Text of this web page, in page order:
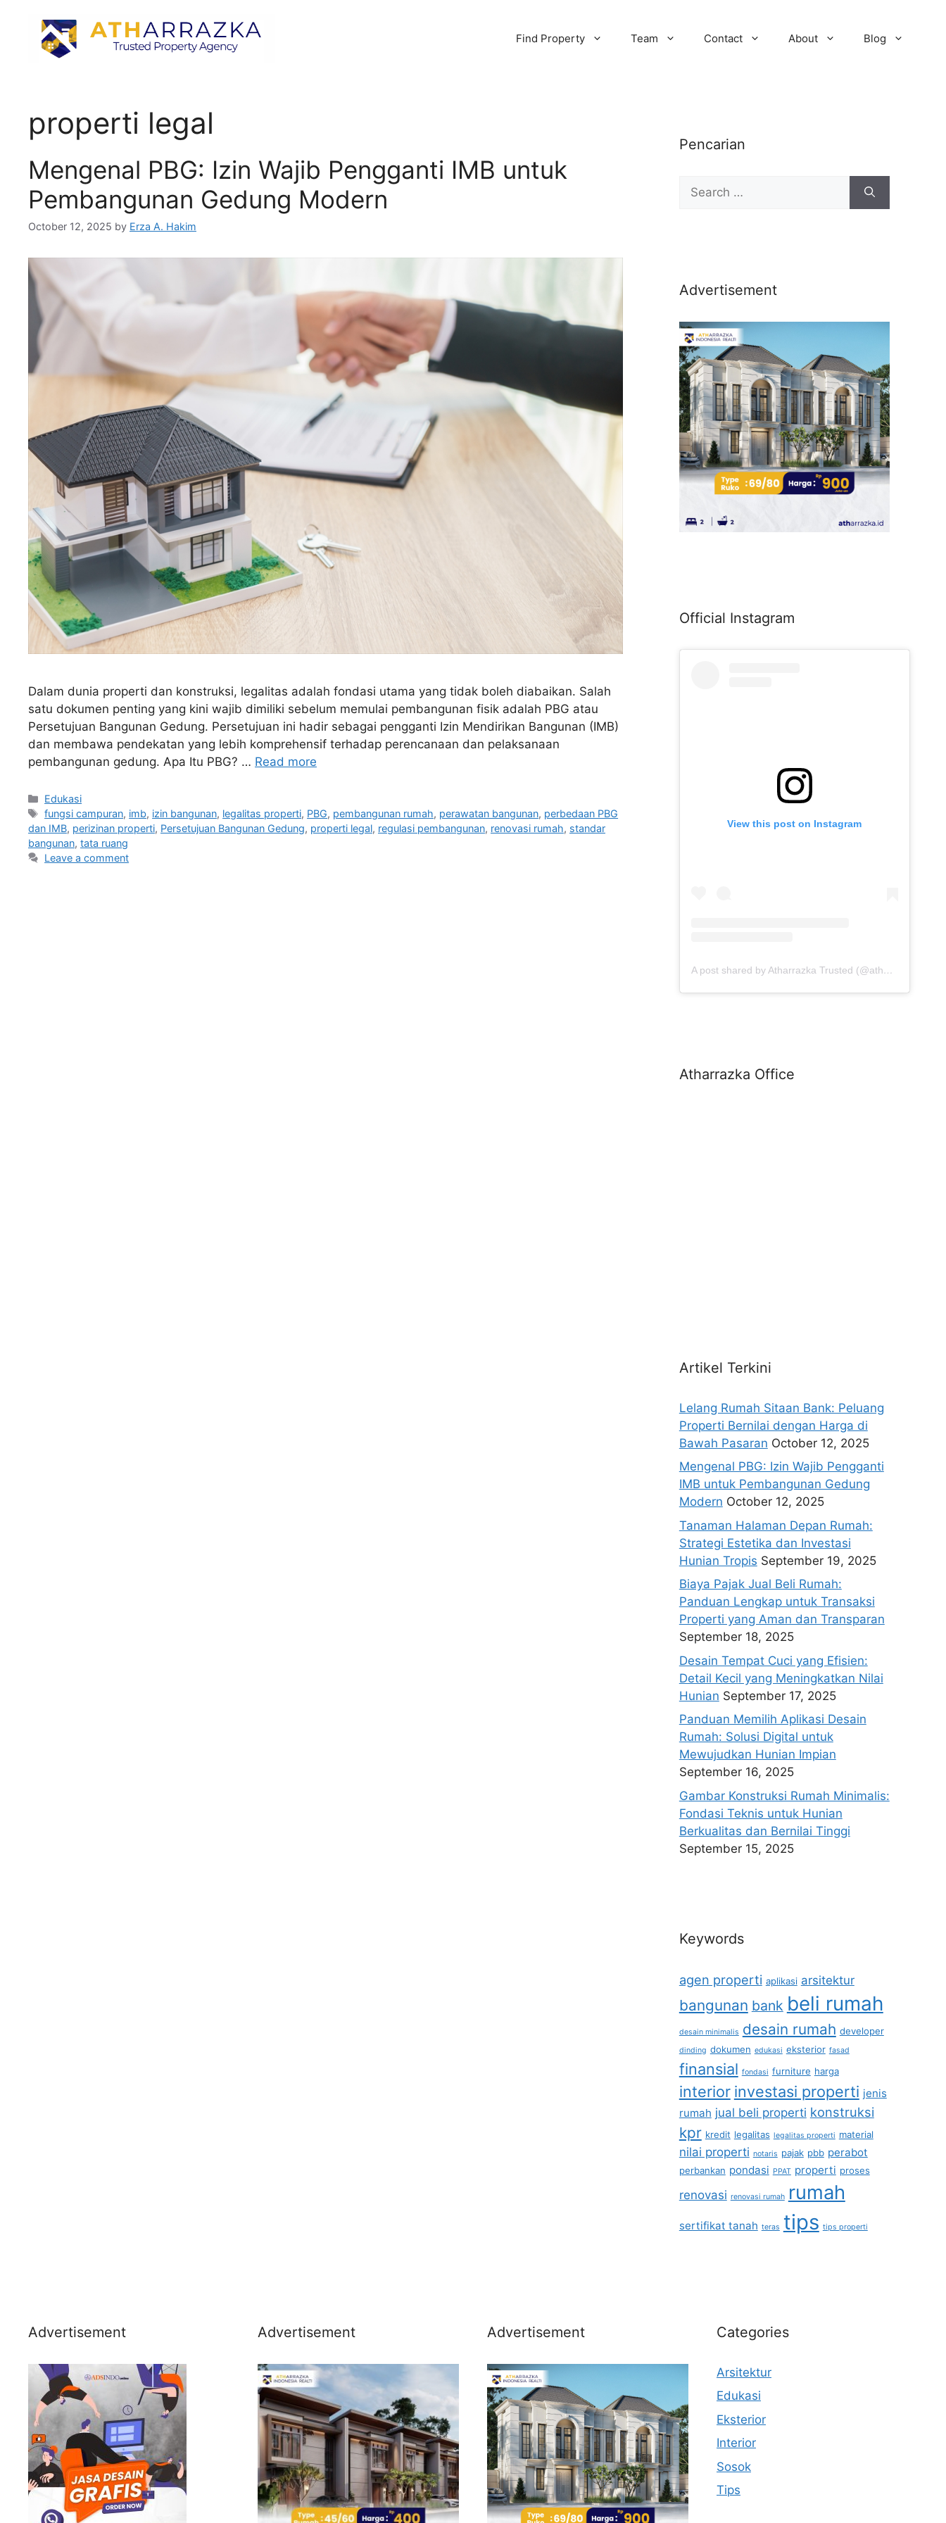
Find Property Team Contact About Blog
properti legal
Mengenal PBG: Izin Wajib Pengganti IMB untuk
Pembangunan Gedung Modern
October 12, 2025 by Erza A. Hakim
Dalam dunia properti dan konstruksi, legalitas adalah fondasi utama yang tidak boleh diabaikan. Salah
satu dokumen penting yang kini wajib dimiliki sebelum memulai pembangunan fisik adalah PBG atau
Persetujuan Bangunan Gedung. Persetujuan ini hadir sebagai pengganti Izin Mendirikan Bangunan (IMB)
dan membawa pendekatan yang lebih komprehensif terhadap perencanaan dan pelaksanaan
pembangunan gedung. Apa Itu PBG? … Read more
Edukasi
fungsi campuran, imb, izin bangunan, legalitas properti, PBG, pembangunan rumah, perawatan bangunan, perbedaan PBG
dan IMB, perizinan properti, Persetujuan Bangunan Gedung, properti legal, regulasi pembangunan, renovasi rumah, standar
bangunan, tata ruang
Leave a comment
Pencarian
Advertisement
Official Instagram
View this post on Instagram
A post shared by Atharrazka Trusted (@atharrazka.agency)
Atharrazka Office
Artikel Terkini
Lelang Rumah Sitaan Bank: Peluang
Properti Bernilai dengan Harga di
Bawah Pasaran October 12, 2025
Mengenal PBG: Izin Wajib Pengganti
IMB untuk Pembangunan Gedung
Modern October 12, 2025
Tanaman Halaman Depan Rumah:
Strategi Estetika dan Investasi
Hunian Tropis September 19, 2025
Biaya Pajak Jual Beli Rumah:
Panduan Lengkap untuk Transaksi
Properti yang Aman dan Transparan
September 18, 2025
Desain Tempat Cuci yang Efisien:
Detail Kecil yang Meningkatkan Nilai
Hunian September 17, 2025
Panduan Memilih Aplikasi Desain
Rumah: Solusi Digital untuk
Mewujudkan Hunian Impian
September 16, 2025
Gambar Konstruksi Rumah Minimalis:
Fondasi Teknis untuk Hunian
Berkualitas dan Bernilai Tinggi
September 15, 2025
Keywords
agen properti aplikasi arsitektur
bangunan bank beli rumah
desain minimalis desain rumah developer
dinding dokumen edukasi eksterior fasad
finansial fondasi furniture harga
interior investasi properti jenis
rumah jual beli properti konstruksi
kpr kredit legalitas legalitas properti material
nilai properti notaris pajak pbb perabot
perbankan pondasi PPAT properti proses
renovasi renovasi rumah rumah
sertifikat tanah teras tips tips properti
Advertisement Advertisement Advertisement Categories
Arsitektur
Edukasi
Eksterior
Interior
Sosok
Tips